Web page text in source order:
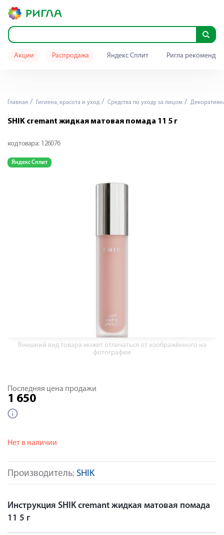
Акции Распродажа Яндекс Сплит Ригла
Главная Гигиена, красота и уход Средства по уходу за лицом
SHIK сremant жидкая матовая помада 11 5 г
код товара: 126076
Яндекс Сплит
Внешний вид товара может отличаться от изображённого на
фотографии
Производитель: SHIK
Последняя цена продажи
1 650
Нет в наличии
Инструкция SHIK сremant жидкая матовая помада
11 5 г